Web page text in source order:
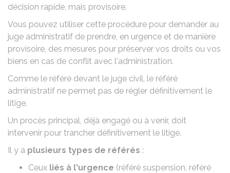
décision rapide, mais provisoire.
Vous pouvez utiliser cette procédure pour demander au
juge administratif de prendre, en urgence et de manière
provisoire, des mesures pour préserver vos droits ou vos
biens en cas de conflit avec l'administration.
Comme le référé devant le juge civil, le référé
administratif ne permet pas de régler définitivement le
litige.
Un procès principal, déjà engagé ou à venir, doit
intervenir pour trancher définitivement le litige.
Il y a plusieurs types de référés :
Ceux liés à l'urgence (référé suspension, référé